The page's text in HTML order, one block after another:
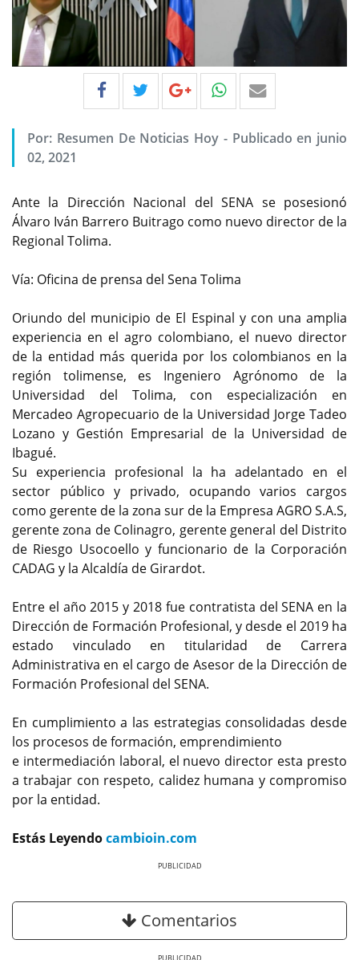
Por: Resumen De Noticias Hoy - Publicado en junio
02, 2021
Ante la Dirección Nacional del SENA se posesionó
Álvaro Iván Barrero Buitrago como nuevo director de la
Regional Tolima.
Vía: Oficina de prensa del Sena Tolima
Oriundo del municipio de El Espinal y con una amplia
experiencia en el agro colombiano, el nuevo director
de la entidad más querida por los colombianos en la
región tolimense, es Ingeniero Agrónomo de la
Universidad del Tolima, con especialización en
Mercadeo Agropecuario de la Universidad Jorge Tadeo
Lozano y Gestión Empresarial de la Universidad de
Ibagué.
Su experiencia profesional la ha adelantado en el
sector público y privado, ocupando varios cargos
como gerente de la zona sur de la Empresa AGRO S.A.S,
gerente zona de Colinagro, gerente general del Distrito
de Riesgo Usocoello y funcionario de la Corporación
CADAG y la Alcaldía de Girardot.
Entre el año 2015 y 2018 fue contratista del SENA en la
Dirección de Formación Profesional, y desde el 2019 ha
estado vinculado en titularidad de Carrera
Administrativa en el cargo de Asesor de la Dirección de
Formación Profesional del SENA.
En cumplimiento a las estrategias consolidadas desde
los procesos de formación, emprendimiento
e intermediación laboral, el nuevo director esta presto
a trabajar con respeto, calidez humana y compromiso
por la entidad.
Estás Leyendocambioin.com
Comentarios